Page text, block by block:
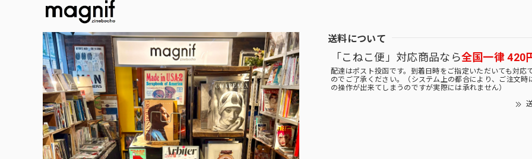
送料について
「こねこ便」対応商品なら全国一律 420
配達はポスト投函です。到着日時をご指定いただいても対応
のでご了承ください。（システム上の都合により、ご注文時
の操作が出来てしまうのですが実際には承れません）